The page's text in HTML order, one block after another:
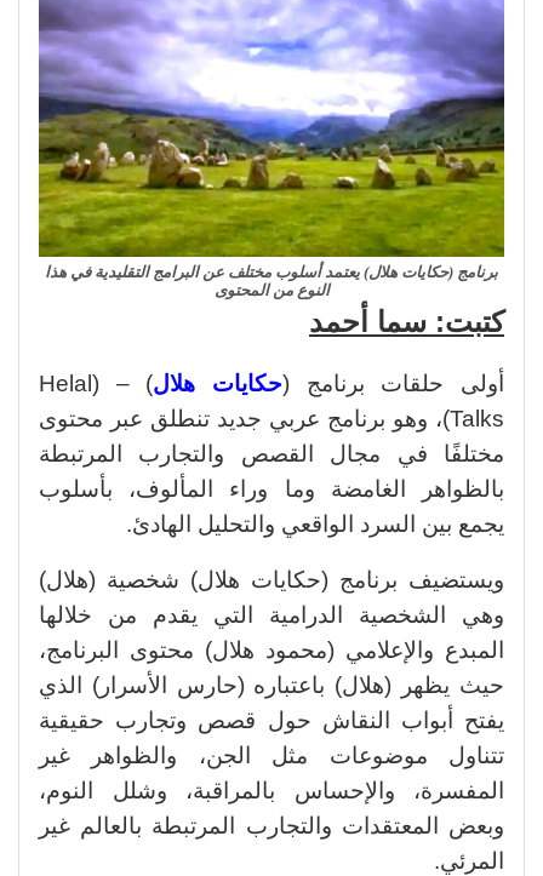
برنامج (حكايات هلال) يعتمد أسلوب مختلف عن البرامج التقليدية في هذا
النوع من المحتوى
كتبت: سما أحمد
أولى حلقات برنامج (حكايات هلال
) – (Helal
Talks)، وهو برنامج عربي جديد تنطلق عبر محتوى
مختلفًا في مجال القصص والتجارب المرتبطة
بالظواهر الغامضة وما وراء المألوف، بأسلوب
يجمع بين السرد الواقعي والتحليل الهادئ.
ويستضيف برنامج (حكايات هلال) شخصية (هلال)
وهي الشخصية الدرامية التي يقدم من خلالها
المبدع والإعلامي (محمود هلال) محتوى البرنامج،
حيث يظهر (هلال) باعتباره (حارس الأسرار) الذي
يفتح أبواب النقاش حول قصص وتجارب حقيقية
تتناول موضوعات مثل الجن، والظواهر غير
المفسرة، والإحساس بالمراقبة، وشلل النوم،
وبعض المعتقدات والتجارب المرتبطة بالعالم غير
المرئي.